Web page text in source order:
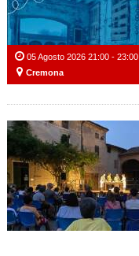
05 Agosto 2026 21:00 - 23:00
Cremona